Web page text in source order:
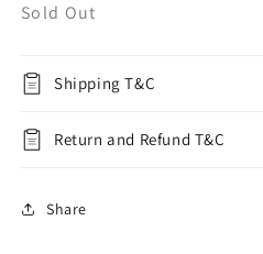
Sold Out
Shipping T&C
Return and Refund T&C
Share